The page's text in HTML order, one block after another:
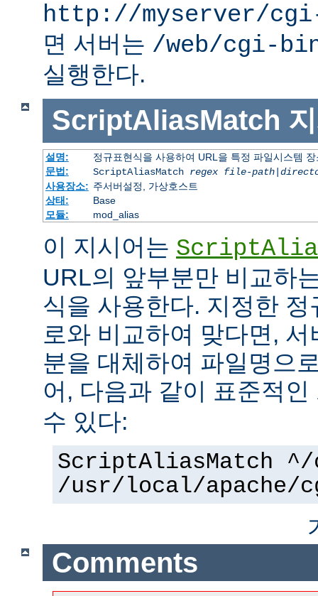
http://myserver/
면 서버는 /web/cgi-
실행한다.
ScriptAliasMatch
설명:
정규표현식을 사용하여 URL을 특정 파일시스템
문법:
ScriptAliasMatch regex file-path|
사용장소: 주서버설정, 가상호스트
상태:
Base
모듈:
mod_alias
이 지시어는
URL의 앞부분만 비교하
식을 사용한다. 지정한
로와 비교하여 맞다면,
분을 대체하여 파일명으
어, 다음과 같이 표준적인
수 있다:
ScriptAliasMatch
/usr/local/apache/
Comments